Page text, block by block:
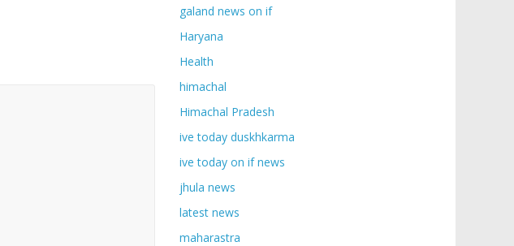
galand news on if
Haryana
Health
himachal
Himachal Pradesh
ive today duskhkarma
ive today on if news
jhula news
latest news
maharastra